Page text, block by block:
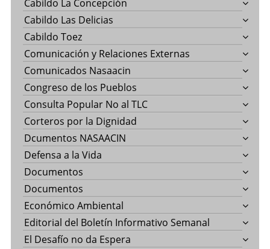
Cabildo La Concepción
Cabildo Las Delicias
Cabildo Toez
Comunicación y Relaciones Externas
Comunicados Nasaacin
Congreso de los Pueblos
Consulta Popular No al TLC
Corteros por la Dignidad
Dcumentos NASAACIN
Defensa a la Vida
Documentos
Documentos
Económico Ambiental
Editorial del Boletín Informativo Semanal
El Desafío no da Espera